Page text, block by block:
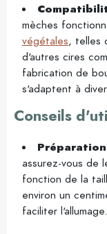
mèches
végétales, telles
d'autres cires
fabrication de
s'adaptent à
Conseils
assurez-vous de
fonction de la
environ un
faciliter l'allumage.